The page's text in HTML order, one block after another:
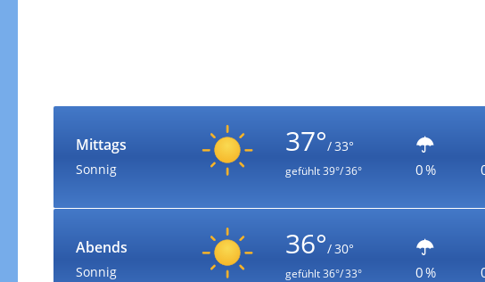
Mittags
Sonnig
37°/ 33°
gefühlt39°/ 36° 0 %
Abends
Sonnig
36°/ 30°
gefühlt36°/ 33° 0 %